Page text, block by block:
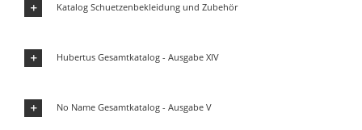
Katalog Schuetzenbekleidung und Zubehör
Hubertus Gesamtkatalog - Ausgabe XIV
No Name Gesamtkatalog - Ausgabe V